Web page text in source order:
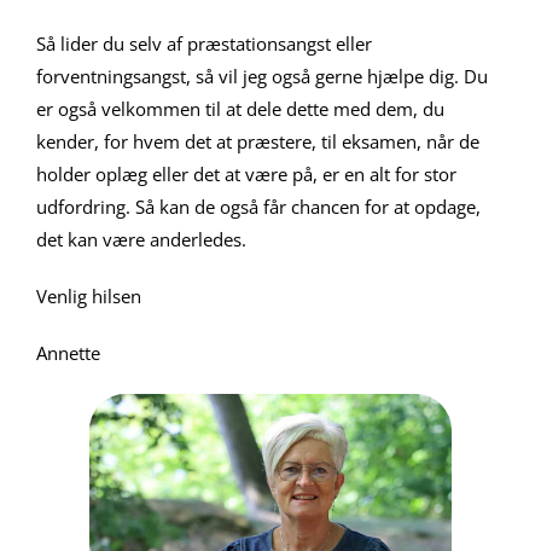
Så lider du selv af præstationsangst eller
forventningsangst, så vil jeg også gerne hjælpe dig. Du
er også velkommen til at dele dette med dem, du
kender, for hvem det at præstere, til eksamen, når de
holder oplæg eller det at være på, er en alt for stor
udfordring. Så kan de også får chancen for at opdage,
det kan være anderledes.
Venlig hilsen
Annette